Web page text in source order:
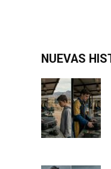
NUEVAS